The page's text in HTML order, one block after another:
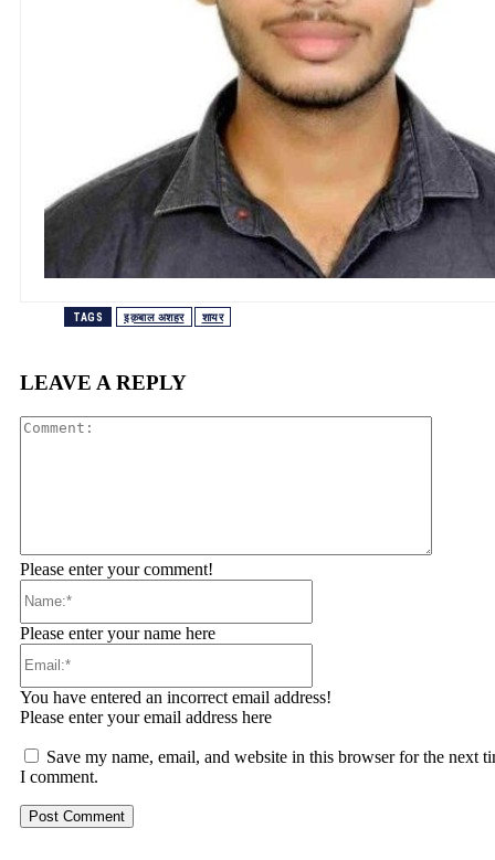
TAGS इक़बाल अशहर शायर
LEAVE A REPLY
Please enter your comment!
Please enter your name here
You have entered an incorrect email address!
Please enter your email address here
Save my name, email, and website in this browser for the next
I comment.